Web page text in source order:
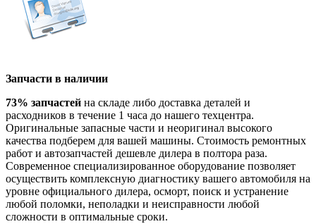
Запчасти в наличии
73% запчастей на складе либо доставка деталей и
расходников в течение 1 часа до нашего техцентра.
Оригинальные запасные части и неоригинал высокого
качества подберем для вашей машины. Стоимость ремонтных
работ и автозапчастей дешевле дилера в полтора раза.
Современное специализированное оборудование позволяет
осуществить комплексную диагностику вашего автомобиля на
уровне официального дилера, осморт, поиск и устранение
любой поломки, неполадки и неисправности любой
сложности в оптимальные сроки.